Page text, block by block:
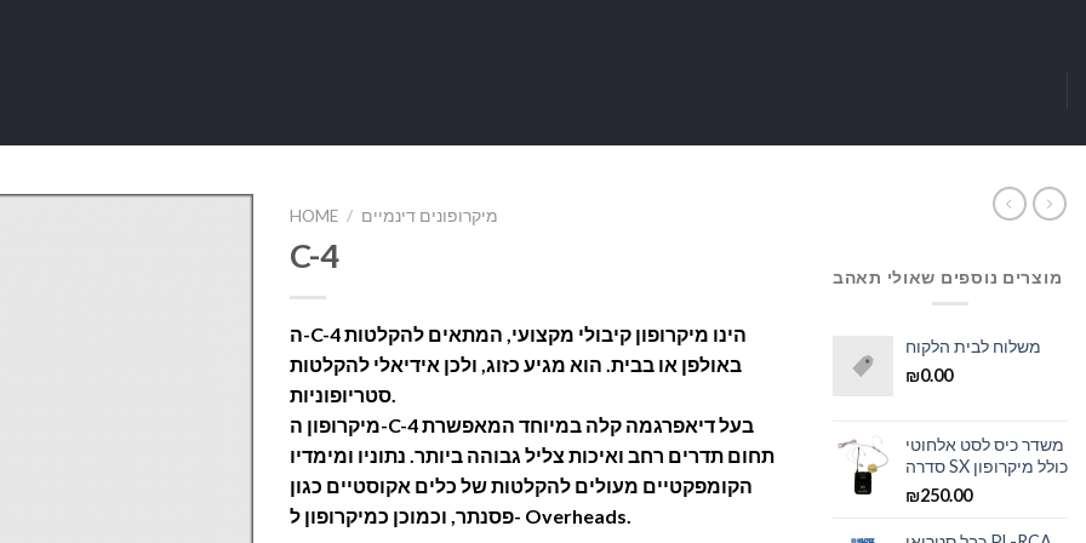
HOME / מיקרופונים דינמיים
C-4
ה-C-4 הינו מיקרופון קיבולי מקצועי, המתאים להקלטות
באולפן או בבית. הוא מגיע כזוג, ולכן אידיאלי להקלטות
מיקרופון ה-C-4 בעל דיאפרגמה קלה במיוחד המאפשרת
תחום תדרים רחב ואיכות צליל גבוהה ביותר. נתוניו ומימדיו
הקומפקטיים מעולים להקלטות של כלים אקוסטיים כגון
פסנתר, וכמוכן כמיקרופון ל- Overheads.
מוצרים נוספים שאולי תאהב
משלוח לבית הלקוח
₪0.00
משדר כיס לסט אלחוטי
סדרה SX כולל מיקרופון
₪250.00